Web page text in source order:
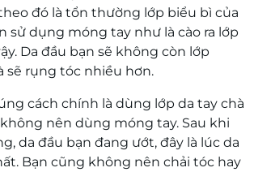
đó là tổn thường lớp biểu bì của
sử dụng móng tay như là cào ra lớp
Da đầu bạn sẽ không còn lớp
sẽ rụng tóc nhiều hơn.
cách chính là dùng lớp da tay chà
nên dùng móng tay. Sau khi
da đầu bạn đang ướt, đây là lúc da
Bạn cũng không nên chải tóc hay